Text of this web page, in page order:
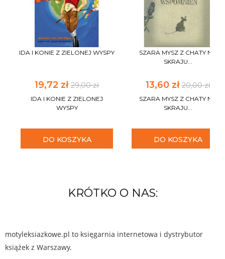
IDA I KONIE Z ZIELONEJ WYSPY
19,72 zł 29,00 zł
IDA I KONIE Z ZIELONEJ
WYSPY
DO KOSZYKA
SZARA MYSZ Z CHATY NA
SKRAJU...
13,60 zł20,00 zł
SZARA MYSZ Z CHATY NA
SKRAJU...
DO KOSZYKA
KRÓTKO O NAS:
motyleksiazkowe.pl to księgarnia internetowa i dystrybutor
książek z Warszawy.